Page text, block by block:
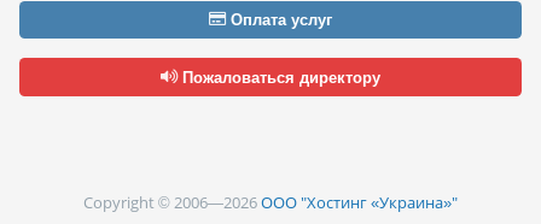
Оплата услуг
Пожаловаться директору
Copyright © 2006—2026ООО "Хостинг «Украина»"